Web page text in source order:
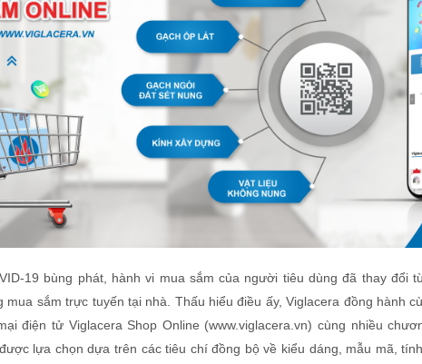
19 bùng phát, hành vi mua sắm của người tiêu dùng đã thay đổi
mua sắm trực tuyến tại nhà. Thấu hiểu điều ấy, Viglacera đồng hành
điện tử Viglacera Shop Online (www.viglacera.vn) cùng nhiều
lựa chọn dựa trên các tiêu chí đồng bộ về kiểu dáng, mẫu mã,